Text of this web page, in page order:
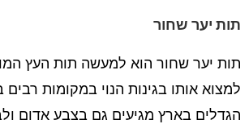
תות יער שחור
תות יער שחור הוא למעשה תות העץ
למצוא אותו בגינות הנוי במקומות רבים
הגדלים בארץ מגיעים גם בצבע אדום